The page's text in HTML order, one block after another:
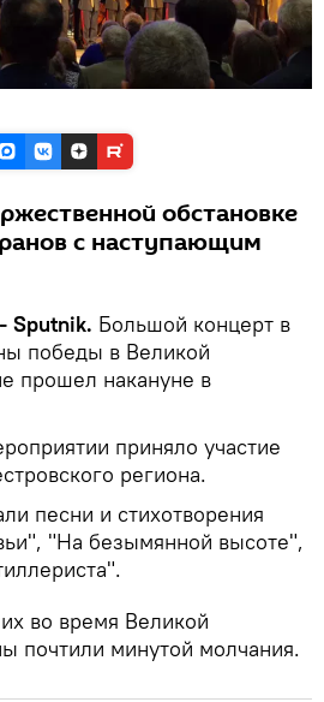
обстановке
с наступающим
Sputnik. Большой концерт в
победы в Великой
прошел накануне в
приняло участие
региона.
песни и стихотворения
"На безымянной высоте",
во время Великой
почтили минутой молчания.